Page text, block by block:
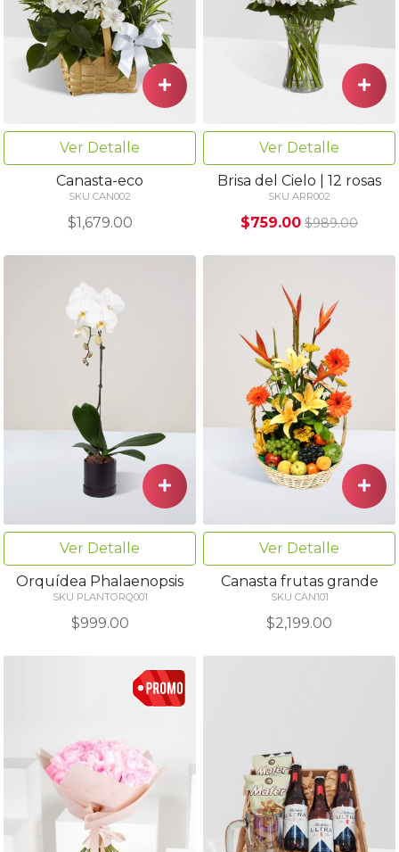
Ver Detalle
Canasta-eco
SKU CAN002
$1,679.00
Ver Detalle
Brisa del Cielo | 12 rosas
SKU ARR002
$759.00 $989.00
Ver Detalle
Orquídea Phalaenopsis
SKU PLANTORQ001
$999.00
Ver Detalle
Canasta frutas grande
SKU CAN101
$2,199.00